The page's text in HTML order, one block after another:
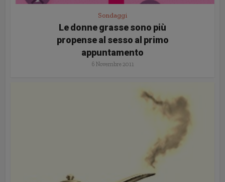
Sondaggi
Le donne grasse sono più
propense al sesso al primo
appuntamento
6 Novembre 2011